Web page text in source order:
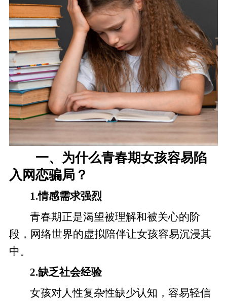
一、为什么青春期女孩容易陷
入网恋骗局？
1.情感需求强烈
青春期正是渴望被理解和被关心的阶
段，网络世界的虚拟陪伴让女孩容易沉浸其
中。
2.缺乏社会经验
女孩对人性复杂性缺少认知，容易轻信